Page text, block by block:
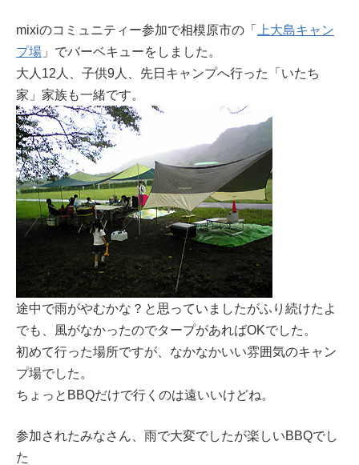
mixiのコミュニティー参加で相模原市の「
上大島キャン
プ場 」でバーベキューをしました。
大人12人、子供9人、先日キャンプへ行った「いたち
家」家族も一緒です。
途中で雨がやむかな？と思っていましたがふり続けたよ
でも、風がなかったのでタープがあればOKでした。
初めて行った場所ですが、なかなかいい雰囲気のキャン
プ場でした。
ちょっとBBQだけで行くのは遠いいけどね。
参加されたみなさん、雨で大変でしたが楽しいBBQでし
た